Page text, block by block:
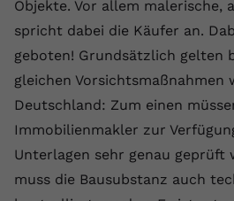
Objekte. Vor allem malerische,
spricht dabei die Käufer an.
geboten! Grundsätzlich gelten
gleichen Vorsichtsmaßnahmen
Deutschland: Zum einen
Immobilienmakler zur
Unterlagen sehr genau geprüft
muss die Bausubstanz auch
Anbieter Youtube.com
Laufzeit Session
Zweck
Dieser von
registriert eine
Daten darüber zu
Videos von
gesehen hat.